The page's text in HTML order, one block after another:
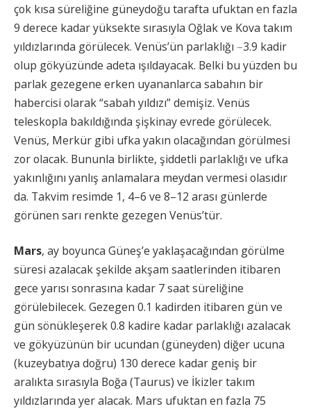
çok kısa süreliğine güneydoğu tarafta ufuktan en fazla
9 derece kadar yüksekte sırasıyla Oğlak ve Kova takım
yıldızlarında görülecek. Venüs’ün parlaklığı –3.9 kadir
olup gökyüzünde adeta ışıldayacak. Belki bu yüzden bu
parlak gezegene erken uyananlarca sabahın bir
habercisi olarak “sabah yıldızı” demişiz. Venüs
teleskopla bakıldığında şişkinay evrede görülecek.
Venüs, Merkür gibi ufka yakın olacağından görülmesi
zor olacak. Bununla birlikte, şiddetli parlaklığı ve ufka
yakınlığını yanlış anlamalara meydan vermesi olasıdır
da. Takvim resimde 1, 4–6 ve 8–12 arası günlerde
görünen sarı renkte gezegen Venüs’tür.
Mars, ay boyunca Güneş’e yaklaşacağından görülme
süresi azalacak şekilde akşam saatlerinden itibaren
gece yarısı sonrasına kadar 7 saat süreliğine
görülebilecek. Gezegen 0.1 kadirden itibaren gün ve
gün sönükleşerek 0.8 kadire kadar parlaklığı azalacak
ve gökyüzünün bir ucundan (güneyden) diğer ucuna
(kuzeybatıya doğru) 130 derece kadar geniş bir
aralıkta sırasıyla Boğa (Taurus) ve İkizler takım
yıldızlarında yer alacak. Mars ufuktan en fazla 75